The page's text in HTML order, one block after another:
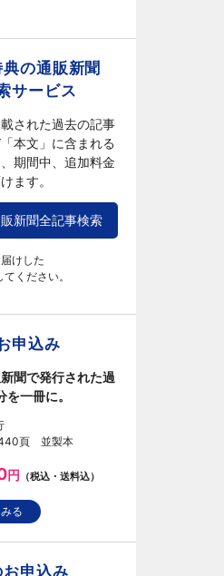
の通販新聞
サービス
された過去の記事
本文」に含まれる
期間中、追加料金
ます。
新聞全記事検索
けした
ください。
申込み
聞で発行された過
を一冊に。
頁 並製本
円 （税込・送料込）
る
申込み